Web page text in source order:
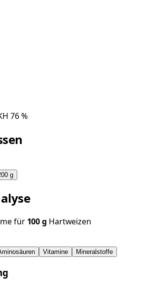
76%
g
für 100g Hartweizen
Vitamine Mineralstoffe